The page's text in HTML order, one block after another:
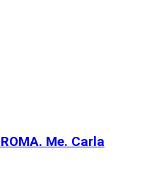
Me. Carla